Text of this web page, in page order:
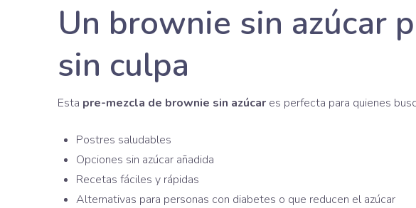
Un brownie sin azúcar
sin culpa
Esta pre-mezcla de brownie sin azúcares perfecta para quienes
Postres saludables
Opciones sin azúcar añadida
Recetas fáciles y rápidas
Alternativas para personas con diabetes o que reducen el azúcar